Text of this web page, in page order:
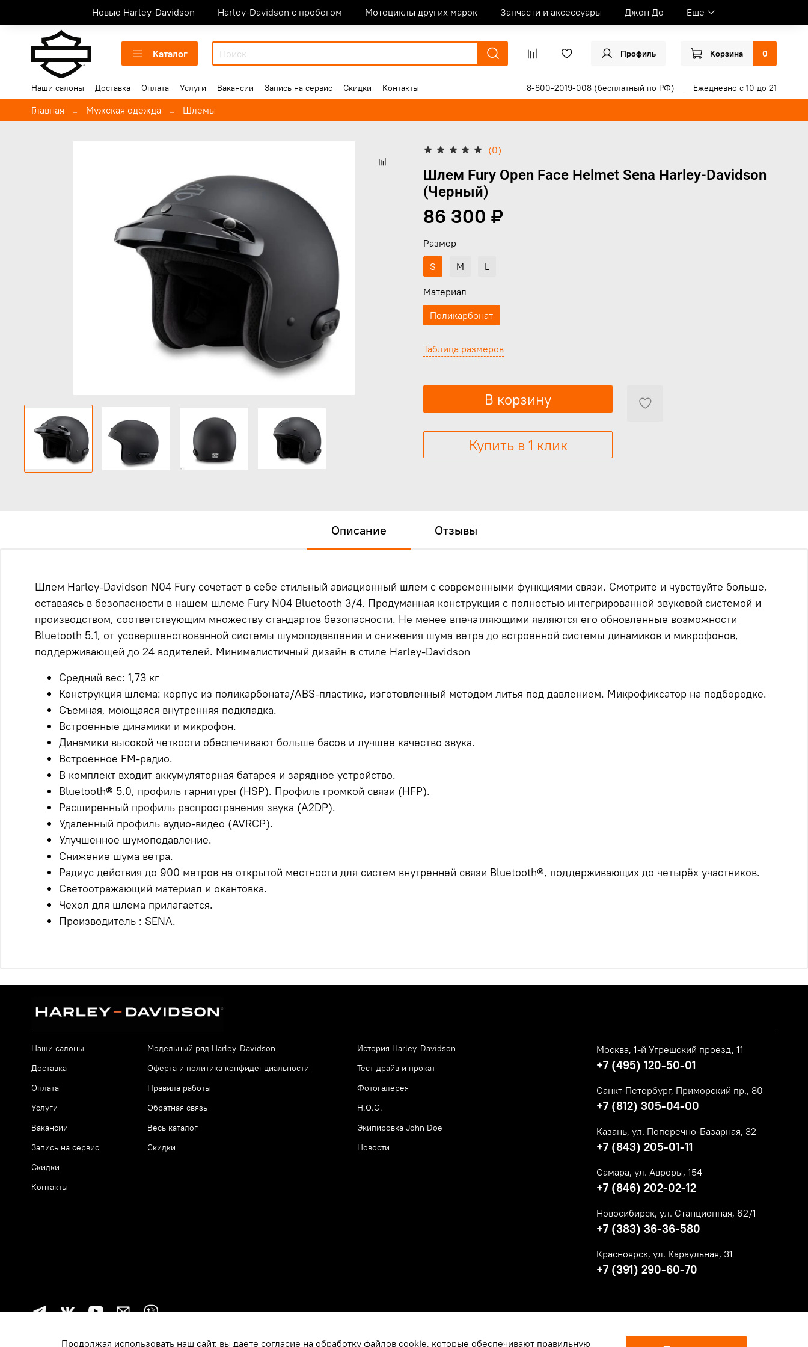
Новые Harley-Davidson Harley-Davidson с пробегом Мотоциклы других марок Запчасти и аксессуары Джон До Еще
Каталог Профиль Корзина 0
Наши салоны Доставка Оплата Услуги Вакансии Запись на сервис Скидки Контакты 8-800-2019-008 (бесплатный по РФ) Ежедневно с 10 до 21
Главная Мужская одежда Шлемы
(0)
Шлем Fury Open Face Helmet Sena Harley-Davidson
(Черный)
86 300 ₽
Таблица размеров
В корзину
Купить в 1 клик
Размер
S
M L
Материал
Поликарбонат
Описание Отзывы
Шлем Harley-Davidson N04 Fury сочетает в себе стильный авиационный шлем с современными функциями связи. Смотрите и чувствуйте больше,
оставаясь в безопасности в нашем шлеме Fury N04 Bluetooth 3/4. Продуманная конструкция с полностью интегрированной звуковой системой и
производством, соответствующим множеству стандартов безопасности. Не менее впечатляющими являются его обновленные возможности
Bluetooth 5.1, от усовершенствованной системы шумоподавления и снижения шума ветра до встроенной системы динамиков и микрофонов,
поддерживающей до 24 водителей. Минималистичный дизайн в стиле Harley-Davidson
Средний вес: 1,73 кг
Конструкция шлема: корпус из поликарбоната/ABS-пластика, изготовленный методом литья под давлением. Микрофиксатор на подбородке.
Съемная, моющаяся внутренняя подкладка.
Встроенные динамики и микрофон.
Динамики высокой четкости обеспечивают больше басов и лучшее качество звука.
Встроенное FM-радио.
В комплект входит аккумуляторная батарея и зарядное устройство.
Bluetooth® 5.0, профиль гарнитуры (HSP). Профиль громкой связи (HFP).
Расширенный профиль распространения звука (A2DP).
Удаленный профиль аудио-видео (AVRCP).
Улучшенное шумоподавление.
Снижение шума ветра.
Радиус действия до 900 метров на открытой местности для систем внутренней связи Bluetooth®, поддерживающих до четырёх участников.
Светоотражающий материал и окантовка.
Чехол для шлема прилагается.
Производитель : SENA.
Наши салоны
Доставка
Оплата
Услуги
Вакансии
Запись на сервис
Скидки
Контакты
Модельный ряд Harley-Davidson
Оферта и политика конфиденциальности
Правила работы
Обратная связь
Весь каталог
Скидки
История Harley-Davidson
Тест-драйв и прокат
Фотогалерея
H.O.G.
Экипировка John Doe
Новости
Москва, 1-й Угрешский проезд, 11
+7 (495) 120-50-01
Санкт-Петербург, Приморский пр., 80
+7 (812) 305-04-00
Казань, ул. Поперечно-Базарная, 32
+7 (843) 205-01-11
Самара, ул. Авроры, 154
+7 (846) 202-02-12
Новосибирск, ул. Станционная, 62/1
+7 (383) 36-36-580
Красноярск, ул. Караульная, 31
+7 (391) 290-60-70
Продолжая использовать наш сайт, вы даете согласие на обработку файлов cookie, которые обеспечивают правильную